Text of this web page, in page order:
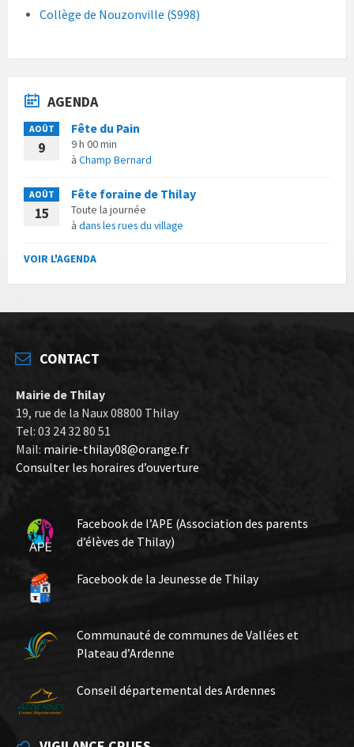
Collège de Nouzonville (S998)
AGENDA
AOÛT
9
Fête du Pain
9 h 00 min
à Champ Bernard
AOÛT
15
Fête foraine de Thilay
Toute la journée
à dans les rues du village
VOIR L'AGENDA
CONTACT
Mairie de Thilay
19, rue de la Naux 08800 Thilay
Tel: 03 24 32 80 51
Mail: mairie-thilay08@orange.fr
Consulter les horaires d’ouverture
Facebook de l’APE (Association des parents
d’élèves de Thilay)
Facebook de la Jeunesse de Thilay
Communauté de communes de Vallées et
Plateau d’Ardenne
Conseil départemental des Ardennes